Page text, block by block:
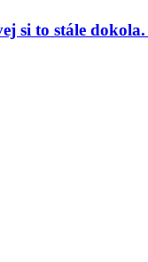
si to stále